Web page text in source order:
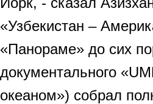
«Узбекистан –
«Панораме» до сих
документального
океаном») собрал